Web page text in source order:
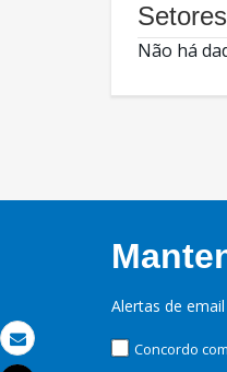
Email
Setores
Não há
Alertas de
Concordo